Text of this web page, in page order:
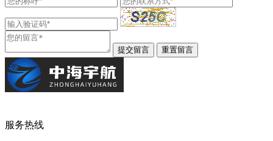
服务热线